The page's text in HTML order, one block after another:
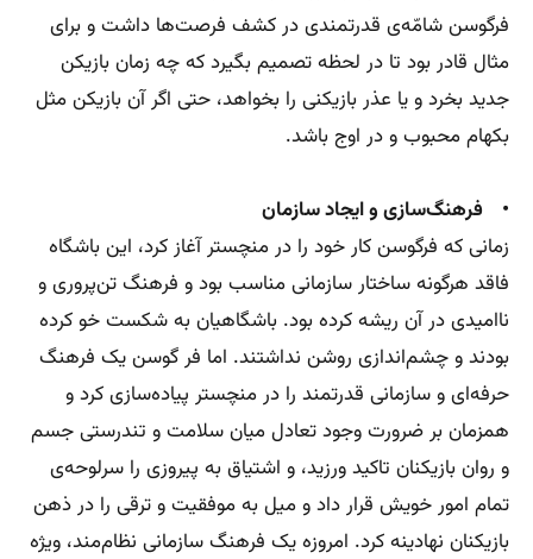
فرگوسن شامّه‌ی قدرتمندی در کشف فرصت‌ها داشت و برای
مثال قادر بود تا در لحظه تصمیم بگیرد که چه زمان بازیکن
جدید بخرد و یا عذر بازیکنی را بخواهد، حتی اگر آن بازیکن مثل
بکهام محبوب و در اوج باشد.
• فرهنگ‌سازی و ایجاد سازمان
زمانی که فرگوسن کار خود را در منچستر آغاز کرد، این باشگاه
فاقد هرگونه ساختار سازمانی مناسب بود و فرهنگ تن‌پروری و
ناامیدی در آن ریشه کرده بود. باشگا‌هیان به شکست خو کرده
بودند و چشم‌اندازی روشن نداشتند. اما فر گوسن یک فرهنگ
حرفه‌ای و سازمانی قدرتمند را در منچستر پیاده‌سازی کرد و
همزمان بر ضرورت وجود تعادل میان سلامت و تندرستی جسم
و روان بازیکنان تاکید ورزید، و اشتیاق به پیروزی را سرلوحه‌ی
تمام امور خویش قرار داد و میل به موفقیت و ترقی را در ذهن
بازیکنان نهادینه کرد. امروزه یک فرهنگ سازمانی نظام‌مند، ویژه